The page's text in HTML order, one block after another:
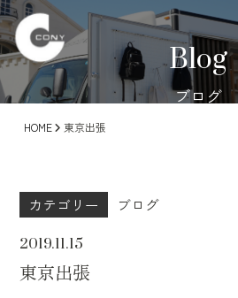
Blog
ブログ
HOME 東京出張
カテゴリー ブログ
2019.11.15
東京出張